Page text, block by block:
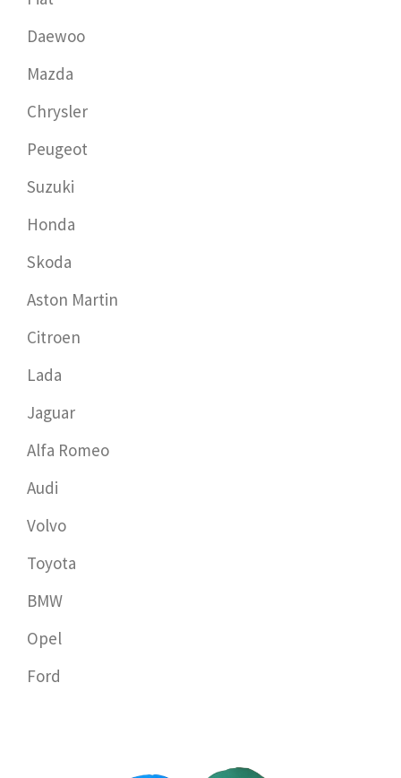
Daewoo
Mazda
Chrysler
Peugeot
Suzuki
Honda
Skoda
Aston Martin
Citroen
Lada
Jaguar
Alfa Romeo
Audi
Volvo
Toyota
BMW
Opel
Ford